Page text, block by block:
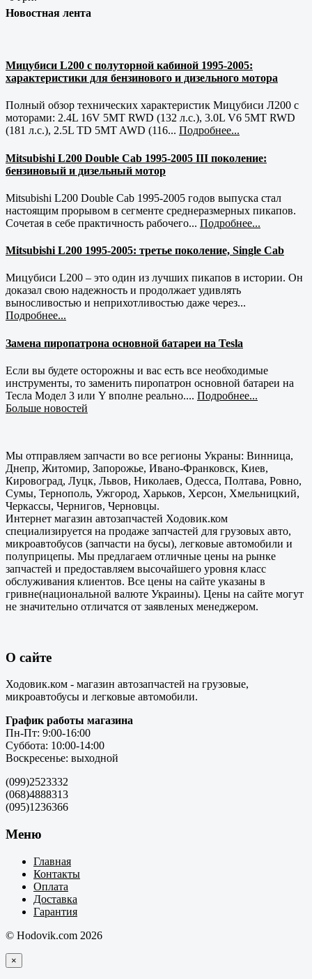
Новостная лента
Мицубиси L200 с полуторной кабиной 1995-2005:
характеристики для бензинового и дизельного мотора
Полный обзор технических характеристик Мицубиси Л200 с
моторами: 2.4L 16V 5MT RWD (132 л.с.), 3.0L V6 5MT RWD
(181 л.с.), 2.5L TD 5MT AWD (116... Подробнее...
Mitsubishi L200 Double Cab 1995-2005 III поколение:
бензиновый и дизельный мотор
Mitsubishi L200 Double Cab 1995-2005 годов выпуска стал
настоящим прорывом в сегменте среднеразмерных пикапов.
Сочетая в себе практичность рабочего... Подробнее...
Mitsubishi L200 1995-2005: третье поколение, Single Cab
Мицубиси L200 – это один из лучших пикапов в истории. Он
доказал свою надежность и продолжает удивлять
выносливостью и неприхотливостью даже через...
Подробнее...
Замена пиропатрона основной батареи на Tesla
Если вы будете осторожны и вас есть все необходимые
инструменты, то заменить пиропатрон основной батареи на
Тесла Модел 3 или Y вполне реально.... Подробнее...
Больше новостей
Мы отправляем запчасти во все регионы Украны: Винница,
Днепр, Житомир, Запорожье, Ивано-Франковск, Киев,
Кировоград, Луцк, Львов, Николаев, Одесса, Полтава, Ровно,
Сумы, Тернополь, Ужгород, Харьков, Херсон, Хмельницкий,
Черкассы, Чернигов, Черновцы.
Интернет магазин автозапчастей Ходовик.ком
специализируется на продаже запчастей для грузовых авто,
микроавтобусов (запчасти на бусы), легковые автомобили и
полуприцепы. Мы предлагаем отличные цены на рынке
запчастей и предоставляем высочайшего уровня класс
обслуживания клиентов. Все цены на сайте указаны в
гривне(национальной валюте Украины). Цены на сайте могут
не значительно отличатся от заявленых менеджером.
О сайте
Ходовик.ком - магазин автозапчастей на грузовые,
микроавтобусы и легковые автомобили.
График работы магазина
Пн-Пт: 9:00-16:00
Суббота: 10:00-14:00
Воскресенье: выходной
(099)2523332
(068)4888313
(095)1236366
Меню
Главная
Контакты
Оплата
Доставка
Гарантия
© Hodovik.com 2026
×